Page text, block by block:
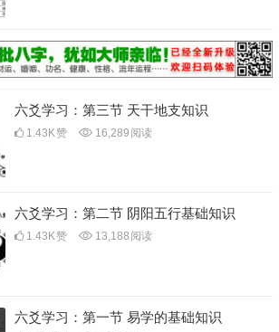
六爻学习：第三节 天干地支知识
1.43K赞 16,289 阅读
六爻学习：第二节 阴阳五行基础知识
1.43K赞 13,188 阅读
六爻学习：第一节 易学的基础知识